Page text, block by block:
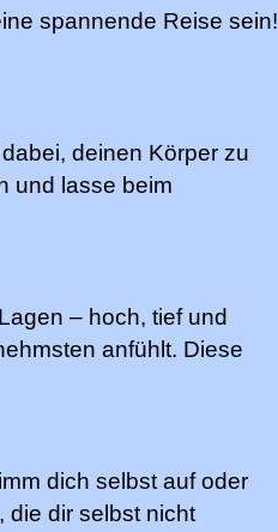
spannende Reise sein!
deinen Körper zu
und lasse beim
– hoch, tief und
anfühlt. Diese
dich selbst auf oder
die dir selbst nicht